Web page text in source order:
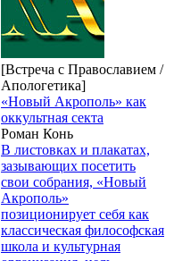
[Встреча с Православием /
Апологетика]
«Новый Акрополь» как
оккультная секта
Роман Конь
В листовках и плакатах,
зазывающих посетить
свои собрания, «Новый
Акрополь»
позиционирует себя как
классическая философская
школа и культурная